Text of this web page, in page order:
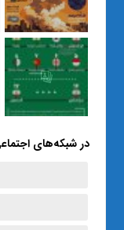
در شبکه‌های